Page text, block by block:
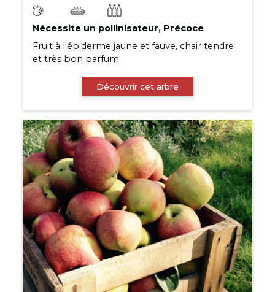
Nécessite un pollinisateur, Précoce
Fruit à l'épiderme jaune et fauve, chair tendre
et très bon parfum
Découvrir cet arbre